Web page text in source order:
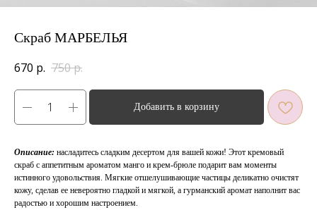
Скраб МАРБЕЛЬЯ
670 р. 750р.
Добавить в корзину
Описание: насладитесь сладким десертом для вашей кожи! Этот кремовый
скраб с аппетитным ароматом манго и крем-брюле подарит вам моменты
истинного удовольствия. Мягкие отшелушивающие частицы деликатно очистят
кожу, сделав ее невероятно гладкой и мягкой, а гурманский аромат наполнит вас
радостью и хорошим настроением.